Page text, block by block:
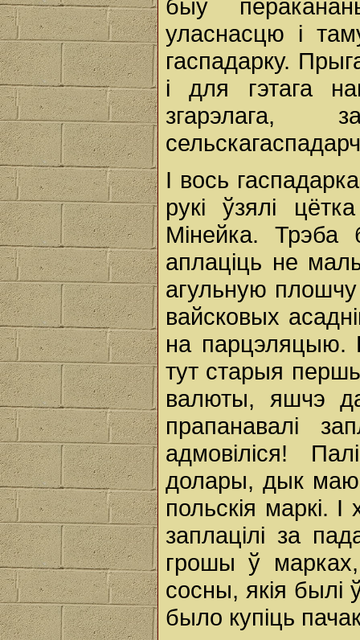
быў
уласнасцю і
гаспадарку.
і для гэтага
згарэлага,
І вось
рукі ўзялі
Мінейка. Трэба
аплаціць не
агульную плошчу
вайсковых
на парцэляцыю.
тут старыя
валюты, яшчэ да
прапанавалі
адмовіліся!
долары, дык
польскія маркі. І
заплацілі за
грошы ў
сосны, якія
было купіць